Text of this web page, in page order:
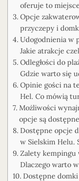
oferuje to
Opcje
przyczepy i
Udogodnienia w
Jakie atrakcje
Odległości do
Gdzie warto się
Opinie gości na
Hel. Co mówią
Możliwości
opcje są
Dostępne opcje
w Sielskim Helu.
Zalety kempingu
Dlaczego warto
Dostępne